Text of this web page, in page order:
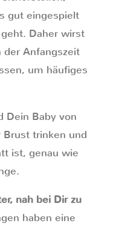
gut eingespielt
Daher wirst
der Anfangszeit
um häufiges
Dein Baby von
Brust trinken und
ist, genau wie
nah bei Dir zu
haben eine